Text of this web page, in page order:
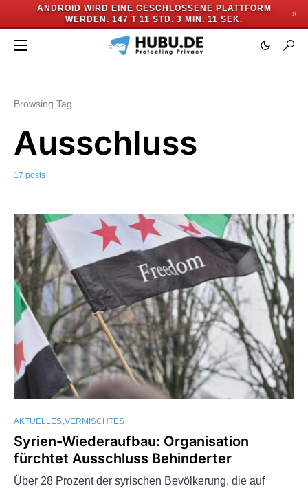
ANDROID WIRD EINE GESCHLOSSENE PLATTFORM
WERDEN. 147 T 11 STD. 3 MIN. 10 SEK.
✕
Browsing Tag
Ausschluss
17 posts
AKTUELLES VERMISCHTES
Syrien-Wiederaufbau: Organisation
fürchtet Ausschluss Behinderter
Über 28 Prozent der syrischen Bevölkerung, die auf